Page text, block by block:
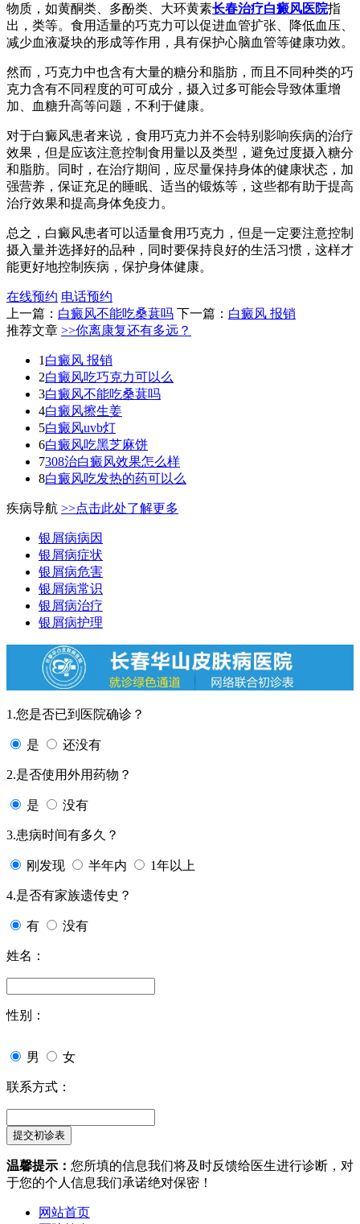
物质，如黄酮类、多酚类、大环黄素长春治疗白癜风医院指
出，类等。食用适量的巧克力可以促进血管扩张、降低血压、
减少血液凝块的形成等作用，具有保护心脑血管等健康功效。
然而，巧克力中也含有大量的糖分和脂肪，而且不同种类的巧
克力含有不同程度的可可成分，摄入过多可能会导致体重增
加、血糖升高等问题，不利于健康。
对于白癜风患者来说，食用巧克力并不会特别影响疾病的治疗
效果，但是应该注意控制食用量以及类型，避免过度摄入糖分
和脂肪。同时，在治疗期间，应尽量保持身体的健康状态，加
强营养，保证充足的睡眠、适当的锻炼等，这些都有助于提高
治疗效果和提高身体免疫力。
总之，白癜风患者可以适量食用巧克力，但是一定要注意控制
摄入量并选择好的品种，同时要保持良好的生活习惯，这样才
能更好地控制疾病，保护身体健康。
在线预约 电话预约
上一篇： 白癜风不能吃桑葚吗 下一篇： 白癜风 报销
推荐文章 >>你离康复还有多远？
1 白癜风 报销
2白癜风吃巧克力可以么
3白癜风不能吃桑葚吗
4白癜风擦生姜
5白癜风uvb灯
6白癜风吃黑芝麻饼
7308治白癜风效果怎么样
8白癜风吃发热的药可以么
疾病导航 >>点击此处了解更多
银屑病病因
银屑病症状
银屑病危害
银屑病常识
银屑病治疗
银屑病护理
1.您是否已到医院确诊？
是 还没有
2.是否使用外用药物？
是 没有
3.患病时间有多久？
刚发现 半年内 1年以上
4.是否有家族遗传史？
有 没有
姓名：
性别：
男 女
联系方式：
温馨提示： 您所填的信息我们将及时反馈给医生进行诊断，对
于您的个人信息我们承诺绝对保密！
网站首页